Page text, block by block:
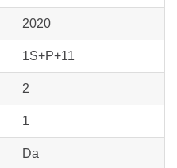
2020
1S+P+11
2
1
Da